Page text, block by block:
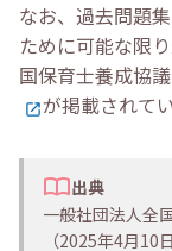
なお、過去問題
ために可能な限
国保育士養成協
が掲載されて
出典
一般社団法人全
（2025年4月10日